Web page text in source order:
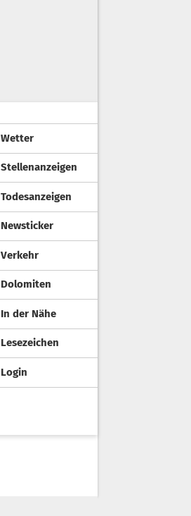
Wetter
Stellenanzeigen
Todesanzeigen
Newsticker
Verkehr
Dolomiten
In der Nähe
Lesezeichen
Login